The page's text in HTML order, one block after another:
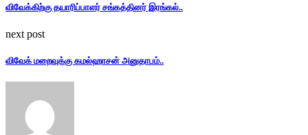
விவேக்கிற்கு தயாரிப்பாளர் சங்கத்தினர் இரங்கல்..
next post
விவேக் மறைவுக்கு கமல்ஹாசன் அனுதாபம்..